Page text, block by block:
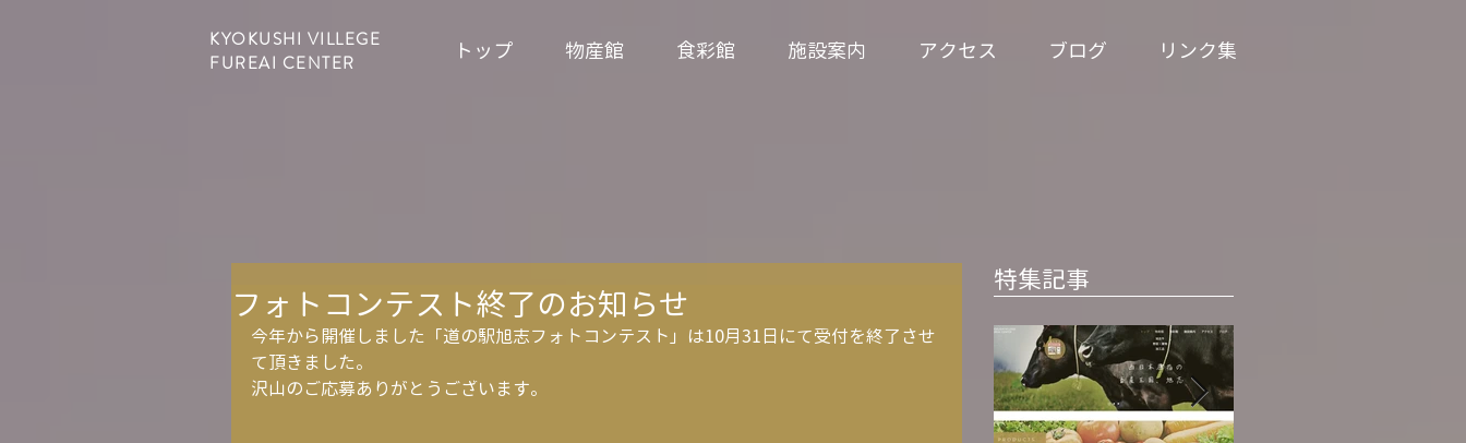
KYOKUSHI VILLEGE
FUREAI CENTER
トップ 物産館 食彩館 施設案内 アクセス ブログ リンク集
フォトコンテスト終了のお知らせ
今年から開催しました「道の駅旭志フォトコンテスト」は10月31日にて受付を終了させ
て頂きました。
沢山のご応募ありがとうございます。
特集記事